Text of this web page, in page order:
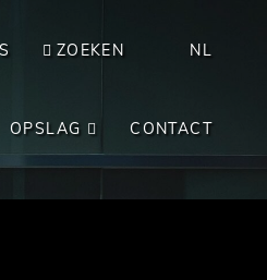
ZOEKEN NL
OPSLAG CONTACT